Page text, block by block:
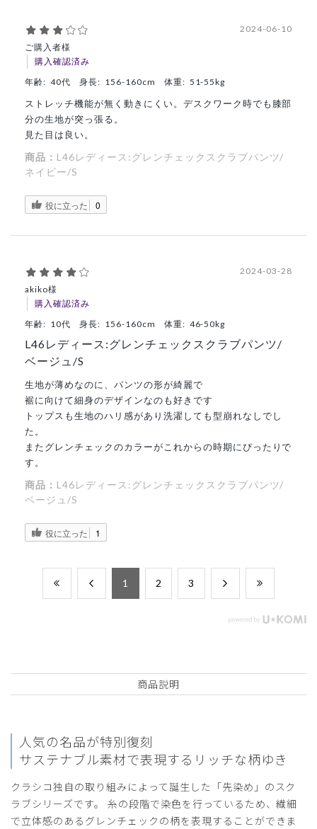
ご購入者様
購入確認済み
2024-06-10
年齢: 40代 身長: 156-160cm 体重: 51-55kg
ストレッチ機能が無く動きにくい。デスクワーク時でも膝部
分の生地が突っ張る。
見た目は良い。
商品： L46レディース:グレンチェックスクラブパンツ/
ネイビー/S
役に立った 0
akiko様
購入確認済み
2024-03-28
年齢: 10代 身長: 156-160cm 体重: 46-50kg
L46レディース:グレンチェックスクラブパンツ/
ベージュ/S
生地が薄めなのに、パンツの形が綺麗で
裾に向けて細身のデザインなのも好きです
トップスも生地のハリ感があり洗濯しても型崩れなしでし
た。
またグレンチェックのカラーがこれからの時期にぴったりで
す。
商品： L46レディース:グレンチェックスクラブパンツ/
ベージュ/S
役に立った 1
​1 ​2 ​3
商品説明
人気の名品が特別復刻
サステナブル素材で表現するリッチな柄ゆき
クラシコ独自の取り組みによって誕生した「先染め」のスク
ラブシリーズです。 糸の段階で染色を行っているため、繊細
で立体感のあるグレンチェックの柄を表現することができま